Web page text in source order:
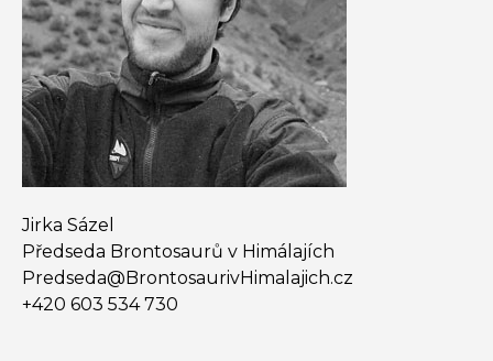
Jirka Sázel
Předseda Brontosaurů v Himálajích
Predseda@​BrontosaurivHimalajich.cz
+420 603 534 730